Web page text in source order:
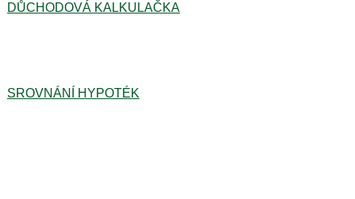
DŮCHODOVÁ KALKULAČKA
SROVNÁNÍ HYPOTÉK